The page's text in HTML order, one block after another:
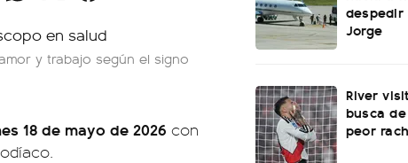
y trabajo según el signo
18 de mayo de 2026 con
despedir
Jorge
River
busca
peor